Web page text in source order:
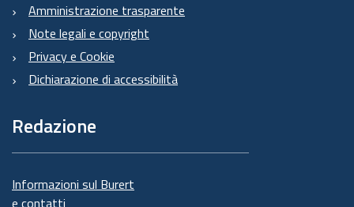
Amministrazione trasparente
Note legali e copyright
Privacy e Cookie
Dichiarazione di accessibilità
Redazione
Informazioni sul Burert